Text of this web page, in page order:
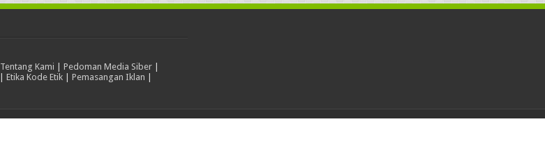
Tentang Kami Pedoman Media Siber|
|Etika Kode Etik |Pemasangan Iklan